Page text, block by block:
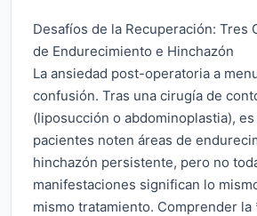
Desafíos de la Recuperación: Tres
de Endurecimiento e Hinchazón
La ansiedad post-operatoria a
confusión. Tras una cirugía de
(liposucción o abdominoplastia),
pacientes noten áreas de
hinchazón persistente, pero no
manifestaciones significan lo
mismo tratamiento. Comprender